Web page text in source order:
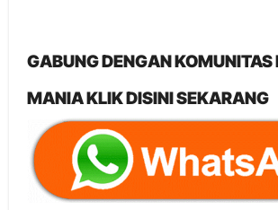
GABUNG DENGAN KOMUNITAS
MANIA KLIK DISINI SEKARANG